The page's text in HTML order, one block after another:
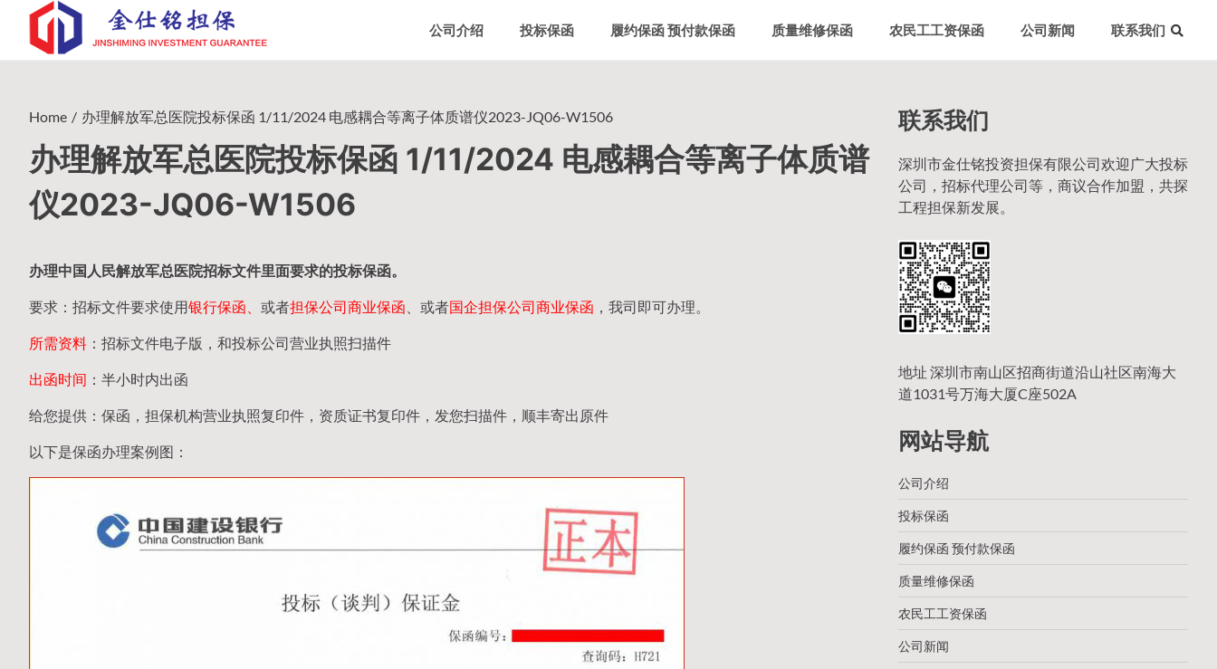
content
公司介绍 投标保函 履约保函 预付款保函 质量维修保函 农民工工资保函 公司新闻 联系我们
Home 办理解放军总医院投标保函 1/11/2024 电感耦合等离子体质谱仪2023-JQ06-W1506
办理解放军总医院投标保函 1/11/2024 电感耦合等离子体质谱
仪2023-JQ06-W1506
办理中国人民解放军总医院招标文件里面要求的投标保函。
要求：招标文件要求使用银行保函、 或者担保公司商业保函 、或者国企担保公司商业保函 ，我司即可办理。
所需资料 ：招标文件电子版，和投标公司营业执照扫描件
出函时间 ：半小时内出函
给您提供：保函，担保机构营业执照复印件，资质证书复印件，发您扫描件，顺丰寄出原件
以下是保函办理案例图：
联系我们
深圳市金仕铭投资担保有限公司欢迎广大投标
公司，招标代理公司等，商议合作加盟，共探
工程担保新发展。
地址 深圳市南山区招商街道沿山社区南海大
道1031号万海大厦C座502A
网站导航
公司介绍
投标保函
履约保函 预付款保函
质量维修保函
农民工工资保函
公司新闻